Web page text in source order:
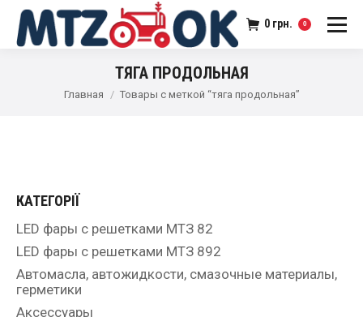
0 грн. 0
ТЯГА ПРОДОЛЬНАЯ
Главная Товары с меткой “тяга продольная”
КАТЕГОРІЇ
LED фары с решетками МТЗ 82
LED фары с решетками МТЗ 892
Автомасла, автожидкости, смазочные материалы,
герметики
Аксессуары